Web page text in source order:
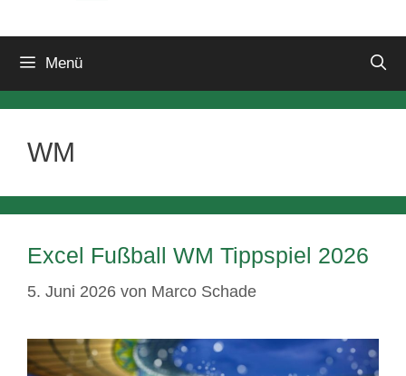
Menü
WM
Excel Fußball WM Tippspiel 2026
5. Juni 2026 von Marco Schade